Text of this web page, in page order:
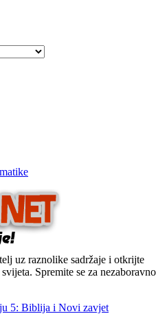
uz raznolike sadržaje i otkrijte
Spremite se za nezaboravno